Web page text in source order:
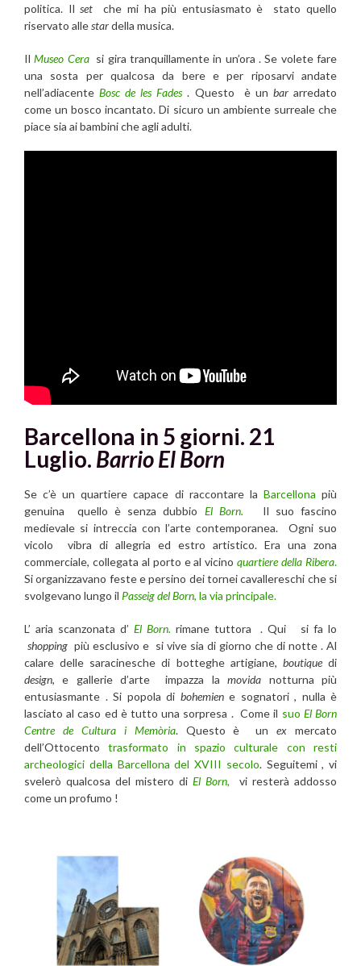
politica. Ilset che mi ha più entusiasmato è stato quello
riservato allestardella musica.
IlMuseo Cera si gira tranquillamente in un’ora . Se volete fare
una sosta per qualcosa da bere e per riposarvi andate
nell’adiacenteBosc de les Fades. Questo è un bararredato
come un bosco incantato. Di sicuro un ambiente surreale che
piace sia ai bambini che agli adulti.
Barcellona in 5 giorni. 21
Luglio. Barrio El Born
Se c’è un quartiere capace di raccontare la Barcellona più
genuina quello è senza dubbio El Born.
Il suo fascino
medievale si intreccia con l’arte contemporanea. Ogni suo
vicolo vibra di allegria ed estro artistico. Era una zona
commerciale, collegata al porto e al vicinoquartiere della Ribera.
Si organizzavano feste e persino dei tornei cavallereschi che si
svolgevano lungo il Passeig del Born, la via principale.
L’ aria scanzonata d’ El Born. rimane tuttora . Qui si fa lo
shopping più esclusivo e si vive sia di giorno che di notte . Al
calare delle saracinesche di botteghe artigiane, boutiquedi
design, e gallerie d’arte impazza lamovida notturna più
entusiasmante . Si popola di bohemiene sognatori , nulla è
lasciato al caso ed è tutto una sorpresa . Come il suo El Born
Centre de Cultura i Memòria. Questo è unex mercato
dell’Ottocentotrasformato in spazio culturale con resti
archeologici della Barcellona del XVIII secolo. Seguitemi , vi
svelerò qualcosa del mistero di El Born,
vi resterà addosso
come un profumo !